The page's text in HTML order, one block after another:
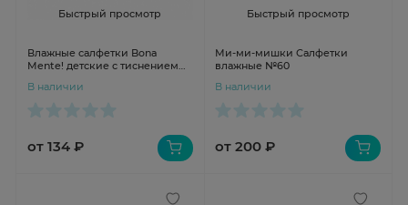
Быстрый просмотр
Влажные салфетки Bona
Mente! детские с тиснением
В наличии
от 134 ₽
Быстрый просмотр
Ми-ми-мишки Салфетки
влажные №60
В наличии
от 200 ₽